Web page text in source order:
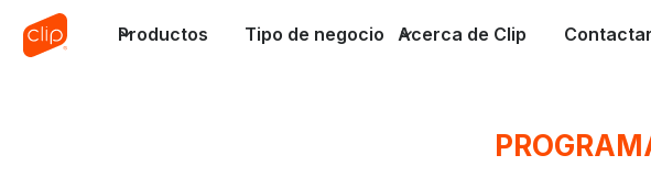
Productos Tipo de negocio Acerca de Clip